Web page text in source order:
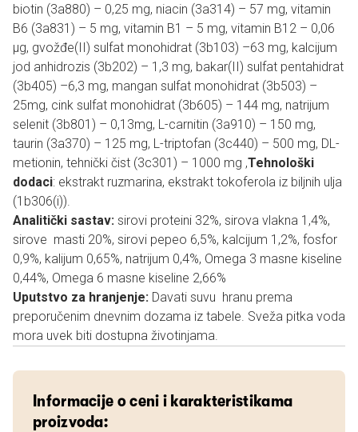
biotin (3a880) – 0,25 mg, niacin (3a314) – 57 mg, vitamin
B6 (3a831) – 5 mg, vitamin B1 – 5 mg, vitamin B12 – 0,06
µg, gvožđe(II) sulfat monohidrat (3b103) –63 mg, kalcijum
jod anhidrozis (3b202) – 1,3 mg, bakar(II) sulfat pentahidrat
(3b405) –6,3 mg, mangan sulfat monohidrat (3b503) –
25mg, cink sulfat monohidrat (3b605) – 144 mg, natrijum
selenit (3b801) – 0,13mg, L-carnitin (3a910) – 150 mg,
taurin (3a370) – 125 mg, L-triptofan (3c440) – 500 mg, DL-
metionin, tehnički čist (3c301) – 1000 mg ,Tehnološki
dodaci: ekstrakt ruzmarina, ekstrakt tokoferola iz biljnih ulja
(1b306(i)).
Analitički sastav: sirovi proteini 32%, sirova vlakna 1,4%,
sirove masti 20%, sirovi pepeo 6,5%, kalcijum 1,2%, fosfor
0,9%, kalijum 0,65%, natrijum 0,4%, Omega 3 masne kiseline
0,44%, Omega 6 masne kiseline 2,66%
Uputstvo za hranjenje: Davati suvu hranu prema
preporučenim dnevnim dozama iz tabele. Sveža pitka voda
mora uvek biti dostupna životinjama.
Informacije o ceni i karakteristikama
proizvoda: